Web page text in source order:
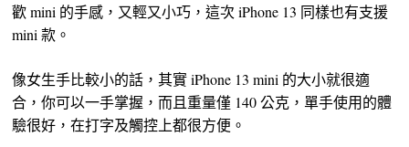
歡 mini 的手感，又輕又小巧，這次 iPhone 13 同樣也有支援
mini 款。
像女生手比較小的話，其實 iPhone 13 mini 的大小就很適
合，你可以一手掌握，而且重量僅 140 公克，單手使用的體
驗很好，在打字及觸控上都很方便。